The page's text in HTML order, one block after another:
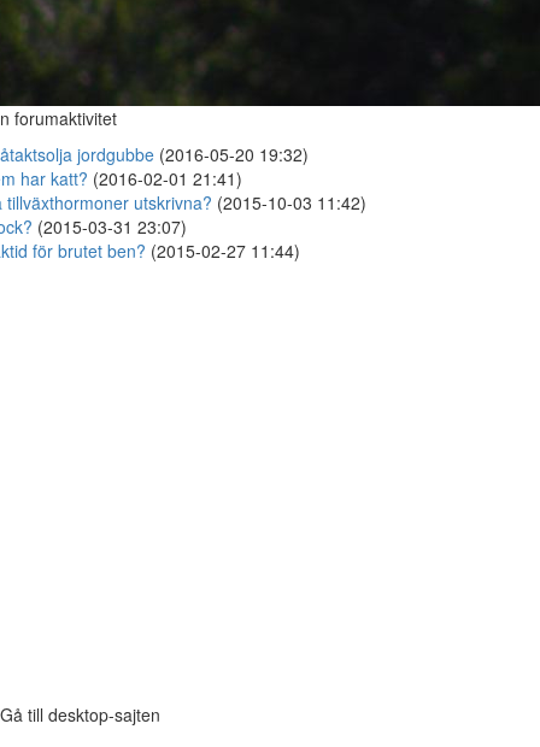
forumaktivitet
jordgubbe (2016-05-20 19:32)
har katt? (2016-02-01 21:41)
tillväxthormoner utskrivna? (2015-10-03 11:42)
(2015-03-31 23:07)
för brutet ben? (2015-02-27 11:44)
Gå till desktop-sajten